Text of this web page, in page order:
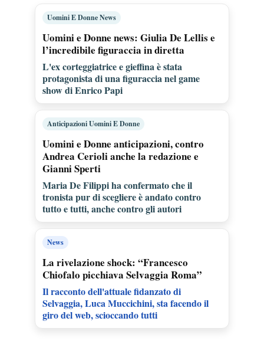
Uomini E Donne News
Uomini e Donne news: Giulia De Lellis e
l’incredibile figuraccia in diretta
L'ex corteggiatrice e gieffina è stata
protagonista di una figuraccia nel game
show di Enrico Papi
Anticipazioni Uomini E Donne
Uomini e Donne anticipazioni, contro
Andrea Cerioli anche la redazione e
Gianni Sperti
Maria De Filippi ha confermato che il
tronista pur di scegliere è andato contro
tutto e tutti, anche contro gli autori
News
La rivelazione shock: “Francesco
Chiofalo picchiava Selvaggia Roma”
Il racconto dell'attuale fidanzato di
Selvaggia, Luca Muccichini, sta facendo il
giro del web, scioccando tutti